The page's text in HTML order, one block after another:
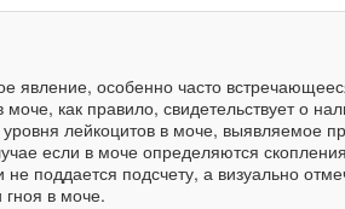
явление, особенно часто
как правило, свидетельствует о
лейкоцитов в моче, выявляемое
если в моче определяются
поддается подсчету, а визуально
гноя в моче.